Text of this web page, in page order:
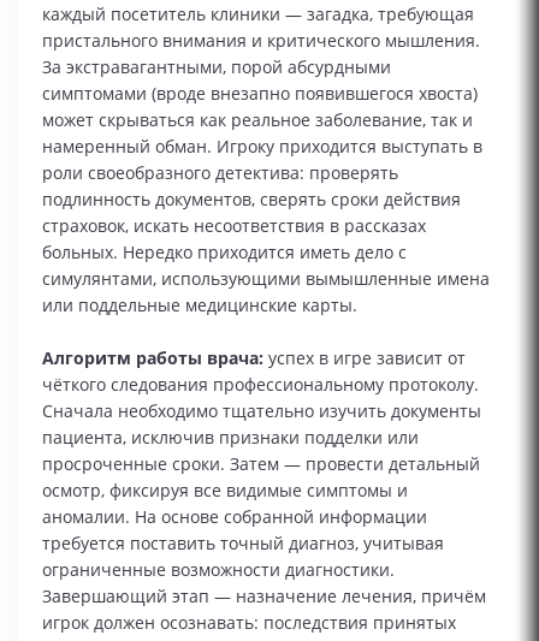
каждый посетитель клиники — загадка, требующая
пристального внимания и критического мышления.
За экстравагантными, порой абсурдными
симптомами (вроде внезапно появившегося хвоста)
может скрываться как реальное заболевание, так и
намеренный обман. Игроку приходится выступать в
роли своеобразного детектива: проверять
подлинность документов, сверять сроки действия
страховок, искать несоответствия в рассказах
больных. Нередко приходится иметь дело с
симулянтами, использующими вымышленные имена
или поддельные медицинские карты.
Алгоритм работы врача: успех в игре зависит от
чёткого следования профессиональному протоколу.
Сначала необходимо тщательно изучить документы
пациента, исключив признаки подделки или
просроченные сроки. Затем — провести детальный
осмотр, фиксируя все видимые симптомы и
аномалии. На основе собранной информации
требуется поставить точный диагноз, учитывая
ограниченные возможности диагностики.
Завершающий этап — назначение лечения, причём
игрок должен осознавать: последствия принятых